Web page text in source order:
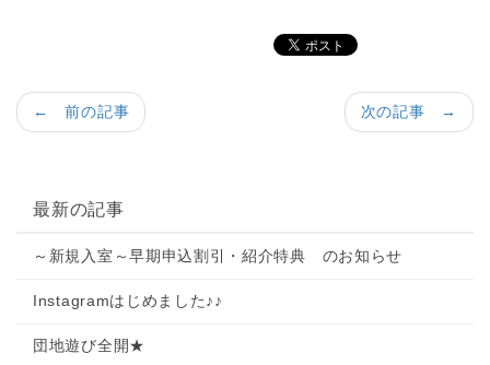
次の記事 →
← 前の記事
最新の記事
～新規入室～早期申込割引・紹介特典 のお知らせ
Instagramはじめました♪♪
団地遊び全開★